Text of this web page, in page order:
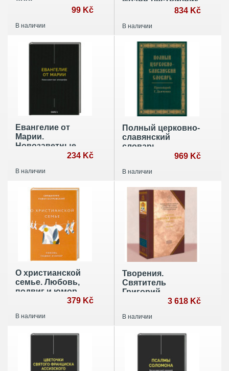
99 Kč
В наличии
игумен Синайской
834 Kč
В наличии
Евангелие от
Марии.
Новозаветные
234 Kč
В наличии
Полный церковно-
славянский
словарь
969 Kč
В наличии
О христианской
семье. Любовь,
подвиг и юмор
379 Kč
В наличии
Творения.
Святитель
Григорий
Двоеслов. Том 2
3 618 Kč
В наличии